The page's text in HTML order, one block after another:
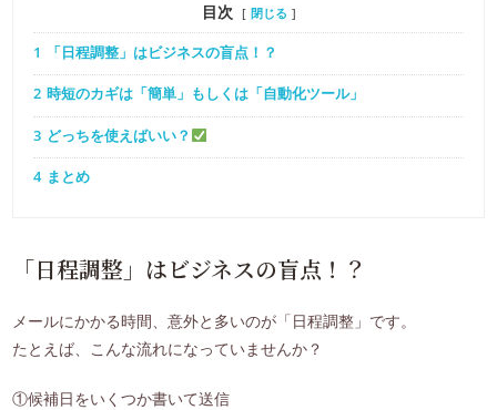
目次 閉じる
1 「日程調整」はビジネスの盲点！？
2 時短のカギは「簡単」もしくは「自動化ツール」
3 どっちを使えばいい？
4 まとめ
「日程調整」はビジネスの盲点！？
メールにかかる時間、意外と多いのが「日程調整」です。
たとえば、こんな流れになっていませんか？
①候補日をいくつか書いて送信